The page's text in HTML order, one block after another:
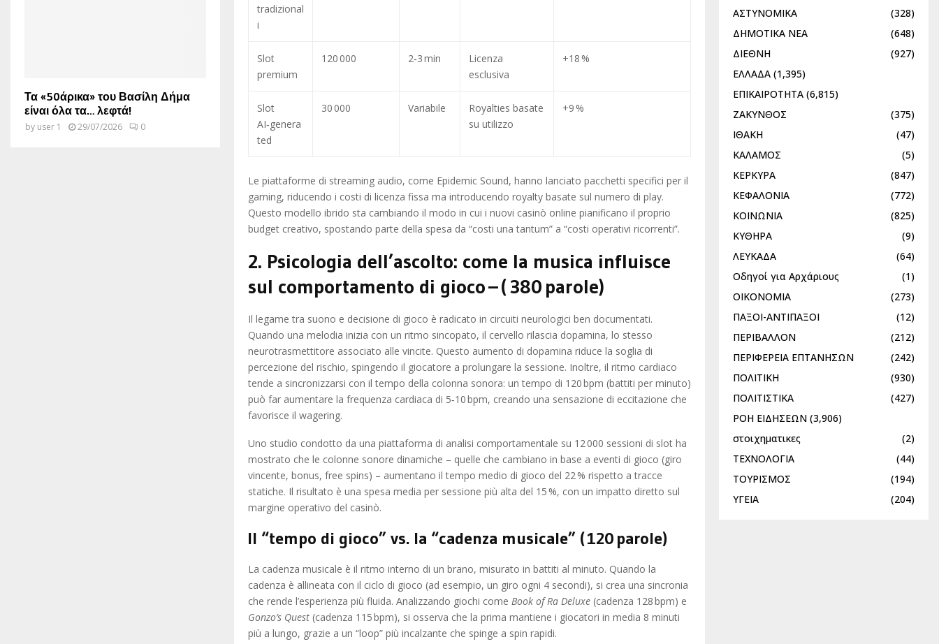
tradizional
i
Slot
premium
120 000 2‑3 min
Licenza
esclusiva
+18 %
Slot
AI‑genera
ted
30 000 Variabile
Royalties basate
su utilizzo
+9 %
Le piattaforme di streaming audio, come Epidemic Sound, hanno lanciato pacchetti specifici per il
gaming, riducendo i costi di licenza fissa ma introducendo royalty basate sul numero di play.
Questo modello ibrido sta cambiando il modo in cui i nuovi casinò online pianificano il proprio
budget creativo, spostando parte della spesa da “costi una tantum” a “costi operativi ricorrenti”.
2. Psicologia dell’ascolto: come la musica influisce
sul comportamento di gioco – ( 380 parole)
Il legame tra suono e decisione di gioco è radicato in circuiti neurologici ben documentati.
Quando una melodia inizia con un ritmo sincopato, il cervello rilascia dopamina, lo stesso
neurotrasmettitore associato alle vincite. Questo aumento di dopamina riduce la soglia di
percezione del rischio, spingendo il giocatore a prolungare la sessione. Inoltre, il ritmo cardiaco
tende a sincronizzarsi con il tempo della colonna sonora: un tempo di 120 bpm (battiti per minuto)
può far aumentare la frequenza cardiaca di 5‑10 bpm, creando una sensazione di eccitazione che
favorisce il wagering.
Uno studio condotto da una piattaforma di analisi comportamentale su 12 000 sessioni di slot ha
mostrato che le colonne sonore dinamiche – quelle che cambiano in base a eventi di gioco (giro
vincente, bonus, free spins) – aumentano il tempo medio di gioco del 22 % rispetto a tracce
statiche. Il risultato è una spesa media per sessione più alta del 15 %, con un impatto diretto sul
margine operativo del casinò.
Il “tempo di gioco” vs. la “cadenza musicale” ( 120 parole)
La cadenza musicale è il ritmo interno di un brano, misurato in battiti al minuto. Quando la
cadenza è allineata con il ciclo di gioco (ad esempio, un giro ogni 4 secondi), si crea una sincronia
che rende l’esperienza più fluida. Analizzando giochi come Book of Ra Deluxe (cadenza 128 bpm) e
Gonzo’s Quest (cadenza 115 bpm), si osserva che la prima mantiene i giocatori in media 8 minuti
più a lungo, grazie a un “loop” più incalzante che spinge a spin rapidi.
Τα «50άρικα» του Βασίλη Δήμα
είναι όλα τα… λεφτά!
by user 1 29/07/2026 0
ΑΣΤΥΝΟΜΙΚΑ
(328)
ΔΗΜΟΤΙΚΑ ΝΕΑ
(648)
ΔΙΕΘΝΗ
(927)
ΕΛΛΑΔΑ (1,395)
ΕΠΙΚΑΙΡΟΤΗΤΑ (6,815)
ΖΑΚΥΝΘΟΣ
(375)
ΙΘΑΚΗ
(47)
ΚΑΛΑΜΟΣ
(5)
ΚΕΡΚΥΡΑ
(847)
ΚΕΦΑΛΟΝΙΑ
(772)
ΚΟΙΝΩΝΙΑ
(825)
ΚΥΘΗΡΑ
(9)
ΛΕΥΚΑΔΑ
(64)
Οδηγοί για Αρχάριους
(1)
ΟΙΚΟΝΟΜΙΑ
(273)
ΠΑΞΟΙ-ΑΝΤΙΠΑΞΟΙ
(12)
ΠΕΡΙΒΑΛΛΟΝ
(212)
ΠΕΡΙΦΕΡΕΙΑ ΕΠΤΑΝΗΣΩΝ
(242)
ΠΟΛΙΤΙΚΗ
(930)
ΠΟΛΙΤΙΣΤΙΚΑ
(427)
ΡΟΗ ΕΙΔΗΣΕΩΝ (3,906)
στοιχηματικες
(2)
ΤΕΧΝΟΛΟΓΙΑ
(44)
ΤΟΥΡΙΣΜΟΣ
(194)
ΥΓΕΙΑ
(204)